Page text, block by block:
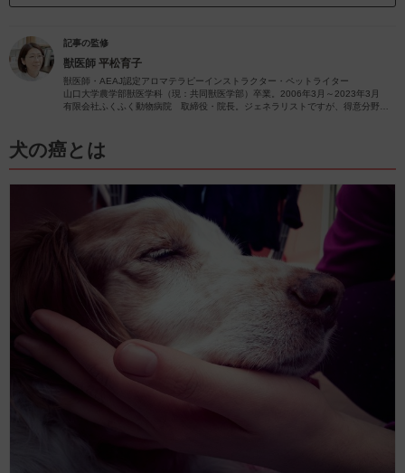
記事の監修
獣医師 平松育子
獣医師・AEAJ認定アロマテラピーインストラクター・ペットライター
山口大学農学部獣医学科（現：共同獣医学部）卒業。2006年3月～2023年3月
有限会社ふくふく動物病院 取締役・院長。ジェネラリストですが、得意分野は
むアロマに関する情報をお届けします。
犬の癌とは